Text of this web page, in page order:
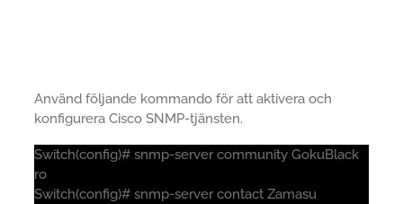
Använd följande kommando för att aktivera och
konfigurera Cisco SNMP-tjänsten.
Switch(config)# snmp-server community GokuBlack
ro
Switch(config)# snmp-server contact Zamasu